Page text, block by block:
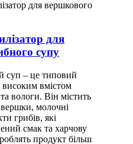
для
супу
суп – це типовий
вмістом
вологи. Він містить
вершки, молочні
грибів, які
смак та харчову
продукт більш